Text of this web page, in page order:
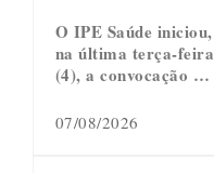
O IPE Saúde iniciou,
na última terça-feira
(4), a convocação …
07/08/2026